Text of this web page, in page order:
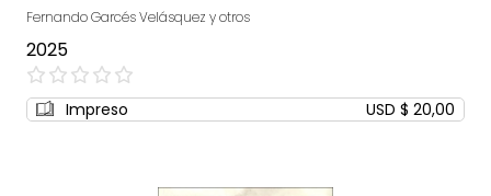
Fernando Garcés Velásquez y otros
2025
0%
Impreso USD $ 20,00